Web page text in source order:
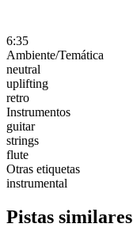
6:35
Ambiente/Temática
neutral
uplifting
retro
Instrumentos
guitar
strings
flute
Otras etiquetas
instrumental
Pistas similares